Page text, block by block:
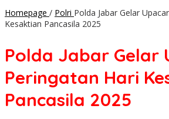
Homepage / Polri Polda Jabar Gelar
Kesaktian Pancasila 2025
Polda Jabar Gelar
Peringatan Hari
Pancasila 2025